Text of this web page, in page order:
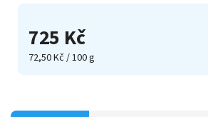
725 Kč
72,50 Kč / 100 g